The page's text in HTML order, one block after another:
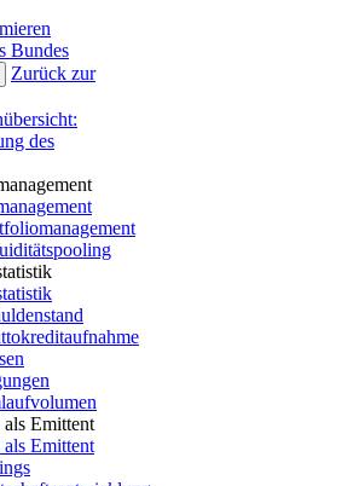
Bundes
Zurück zur
des
Emittent
Emittent